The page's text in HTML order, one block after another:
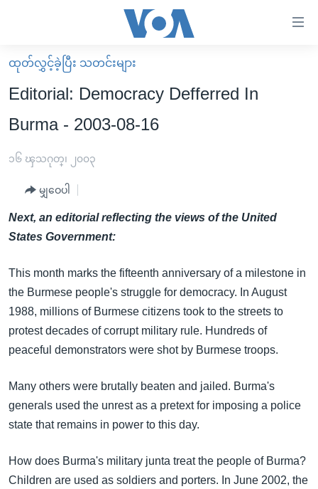
လွယ်ကူ
စေ
သည့်
များ
သို့
ကြည့်
ရှာဖွေ
ရန်
မူလစာမျက်နှာ
မြန်မာ
ကမ္ဘာ့သတင်းများ
ဗွီဒီယို
ရပ်ဝန်းတခု လမ်းတခု အလွန်
မကြေးမုံရဲ့ အင်္ဂလိပ်စာ
ရုပ်ရှင်ထဲက အင်္ဂလိပ်စာ
သုတပဒေသာ အင်္ဂလိပ်စာ
ရေဒီယို
တီဗွီ
ရေဒီယိုနှင့်ရုပ်သံ အချက်အလက်များ
ရေဒီယို/တီဗွီအစီအစဉ်
Learning English
ဗွီအိုအေ လူမှုကွန်ယက်များ
ထုတ်လွှင့်ခဲ့ပြီး သတင်းများ
Editorial: Democracy Defferred In
Burma - 2003-08-16
၁၆ ၾသဂုတ္၊ ၂၀၀၃
မျှဝေပါ
Next, an editorial reflecting the views of the United
States Government:
This month marks the fifteenth anniversary of a milestone in
the Burmese people's struggle for democracy. In August
1988, millions of Burmese citizens took to the streets to
protest decades of corrupt military rule. Hundreds of
peaceful demonstrators were shot by Burmese troops.
Many others were brutally beaten and jailed. Burma's
generals used the unrest as a pretext for imposing a police
state that remains in power to this day.
How does Burma's military junta treat the people of Burma?
Children are used as soldiers and porters. In June 2002, the